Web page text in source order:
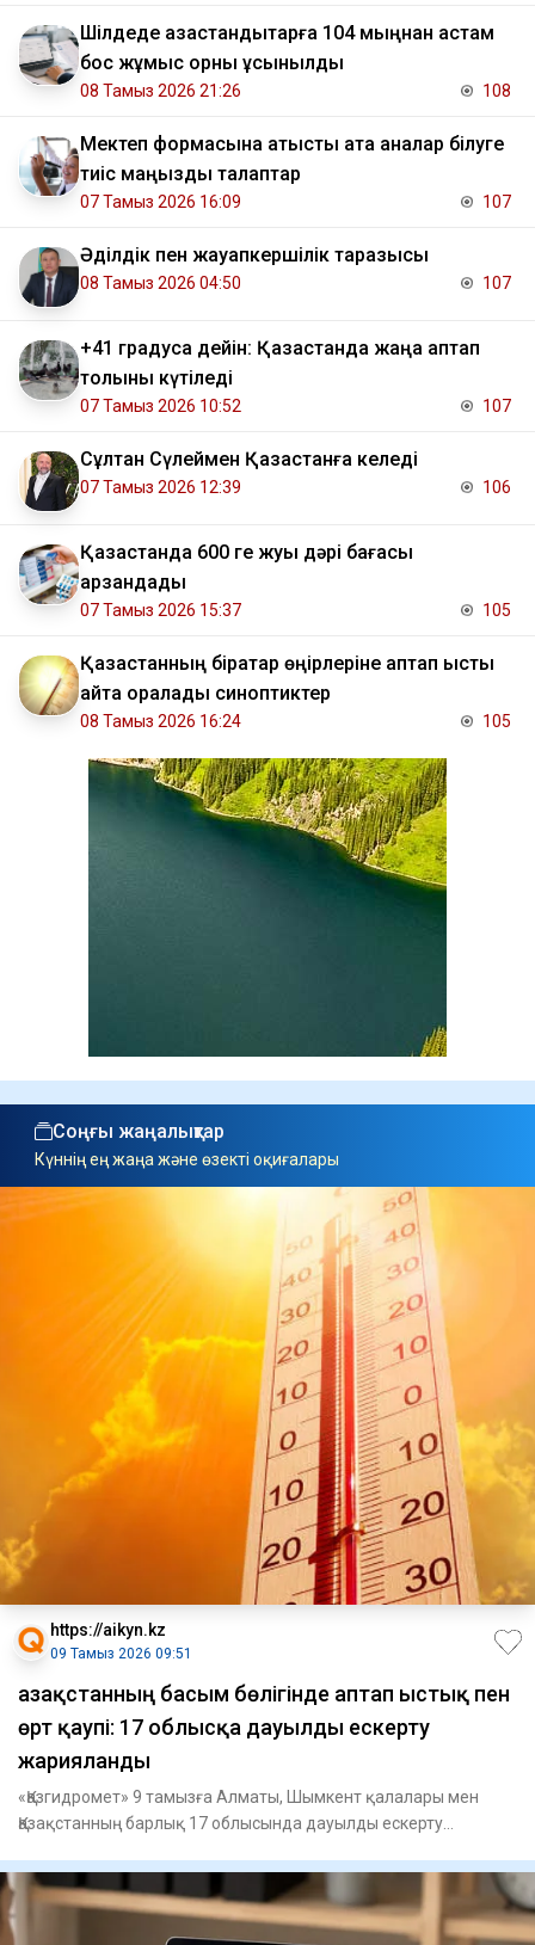
​Шілдеде қазақстандықтарға 104 мыңнан астам
бос жұмыс орны ұсынылды
08 Тамыз 2026 21:26 108
Мектеп формасына қатысты ата аналар білуге
тиіс маңызды талаптар
07 Тамыз 2026 16:09 107
Әділдік пен жауапкершілік таразысы
08 Тамыз 2026 04:50 107
+41 градусқа дейін: Қазақстанда жаңа аптап
толқыны күтіледі
07 Тамыз 2026 10:52 107
Сұлтан Сүлеймен Қазақстанға келеді
07 Тамыз 2026 12:39 106
Қазақстанда 600 ге жуық дәрі бағасы
арзандады
07 Тамыз 2026 15:37 105
Қазақстанның бірқатар өңірлеріне аптап ыстық
қайта оралады синоптиктер
08 Тамыз 2026 16:24 105
Соңғы жаңалықтар
Күннің ең жаңа және өзекті оқиғалары
https://aikyn.kz
09 Тамыз 2026 09:51
Қазақстанның басым бөлігінде аптап ыстық пен
өрт қаупі: 17 облысқа дауылды ескерту
жарияланды
«Қазгидромет» 9 тамызға Алматы, Шымкент қалалары мен
Қазақстанның барлық 17 облысында дауылды ескерту